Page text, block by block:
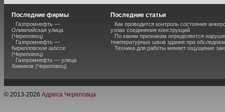
Последние фирмы
Газпромнефть —
Олимпийская улица
(Череповец)
Газпромнефть —
Кирилловское шоссе
(Череповец)
Газпромнефть — улица
Химиков (Череповец)
Последние статьи
Как проводится контроль состояния
узлах соединения конструкций
По каким признакам определяется
температурных швов здания при
Техника для работы меняет ощущение
© 2013-2026 Адреса Череповца